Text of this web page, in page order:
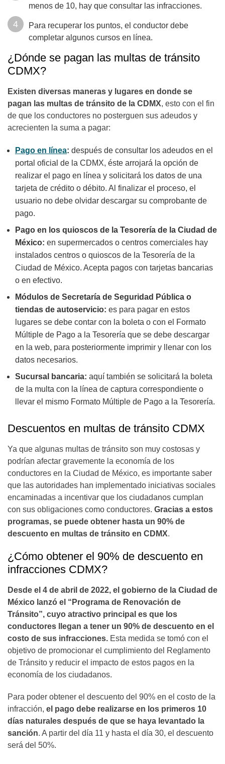
menos de 10, hay que consultar las infracciones.
Para recuperar los puntos, el conductor debe
completar algunos cursos en línea.
¿Dónde se pagan las multas de tránsito
CDMX?
Existen diversas maneras y lugares en donde se
pagan las multas de tránsito de la CDMX, esto con el fin
de que los conductores no posterguen sus adeudos y
acrecienten la suma a pagar:
Pago en línea: después de consultar los adeudos en el
portal oficial de la CDMX, éste arrojará la opción de
realizar el pago en línea y solicitará los datos de una
tarjeta de crédito o débito. Al finalizar el proceso, el
usuario no debe olvidar descargar su comprobante de
pago.
Pago en los quioscos de la Tesorería de la Ciudad de
México: en supermercados o centros comerciales hay
instalados centros o quioscos de la Tesorería de la
Ciudad de México. Acepta pagos con tarjetas bancarias
o en efectivo.
Módulos de Secretaría de Seguridad Pública o
tiendas de autoservicio: es para pagar en estos
lugares se debe contar con la boleta o con el Formato
Múltiple de Pago a la Tesorería que se debe descargar
en la web, para posteriormente imprimir y llenar con los
datos necesarios.
Sucursal bancaria: aquí también se solicitará la boleta
de la multa con la línea de captura correspondiente o
llevar el mismo Formato Múltiple de Pago a la Tesorería.
Descuentos en multas de tránsito CDMX
Ya que algunas multas de tránsito son muy costosas y
podrían afectar gravemente la economía de los
conductores en la Ciudad de México, es importante saber
que las autoridades han implementado iniciativas sociales
encaminadas a incentivar que los ciudadanos cumplan
con sus obligaciones como conductores. Gracias a estos
programas, se puede obtener hasta un 90% de
descuento en multas de tránsito en CDMX.
¿Cómo obtener el 90% de descuento en
infracciones CDMX?
Desde el 4 de abril de 2022, el gobierno de la Ciudad de
México lanzó el “Programa de Renovación de
Tránsito”, cuyo atractivo principal es que los
conductores llegan a tener un 90% de descuento en el
costo de sus infracciones. Esta medida se tomó con el
objetivo de promocionar el cumplimiento del Reglamento
de Tránsito y reducir el impacto de estos pagos en la
economía de los ciudadanos.
Para poder obtener el descuento del 90% en el costo de la
infracción, el pago debe realizarse en los primeros 10
días naturales después de que se haya levantado la
sanción. A partir del día 11 y hasta el día 30, el descuento
será del 50%.